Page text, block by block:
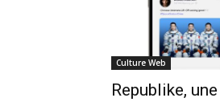
Culture Web
Republike,